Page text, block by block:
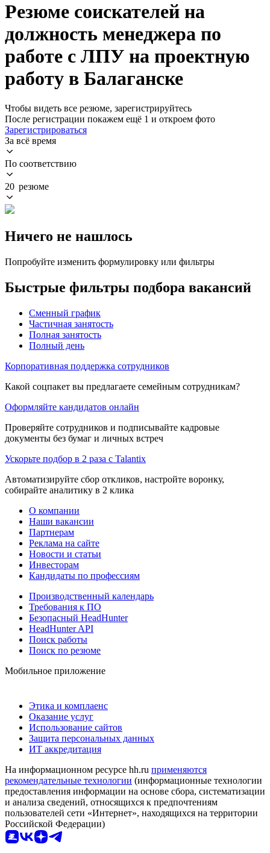
Резюме соискателей на
должность менеджера по
работе с ЛПУ на проектную
работу в Балаганске
Чтобы видеть все резюме, зарегистрируйтесь
После регистрации покажем ещё 1 и откроем фото
Зарегистрироваться
За всё время
По соответствию
20 резюме
Ничего не нашлось
Попробуйте изменить формулировку или фильтры
Быстрые фильтры подбора вакансий
Сменный график
Частичная занятость
Полная занятость
Полный день
Корпоративная поддержка сотрудников
Какой соцпакет вы предлагаете семейным сотрудникам?
Оформляйте кандидатов онлайн
Проверяйте сотрудников и подписывайте кадровые
документы без бумаг и личных встреч
Ускорьте подбор в 2 раза с Talantix
Автоматизируйте сбор откликов, настройте воронку,
собирайте аналитику в 2 клика
О компании
Наши вакансии
Партнерам
Реклама на сайте
Новости и статьи
Инвесторам
Кандидаты по профессиям
Производственный календарь
Требования к ПО
Безопасный HeadHunter
HeadHunter API
Поиск работы
Поиск по резюме
Мобильное приложение
Этика и комплаенс
Оказание услуг
Использование сайтов
Защита персональных данных
ИТ аккредитация
На информационном ресурсе hh.ru применяются
рекомендательные технологии (информационные технологии
предоставления информации на основе сбора, систематизации
и анализа сведений, относящихся к предпочтениям
пользователей сети «Интернет», находящихся на территории
Российской Федерации)